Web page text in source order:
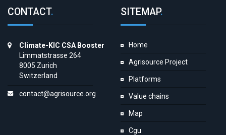
CONTACT.
Climate-KIC CSA Booster
Limmatstrasse 264
8005 Zurich
Switzerland
contact@agrisource.org
SITEMAP.
Home
Agrisource Project
Platforms
Value chains
Map
Cgu